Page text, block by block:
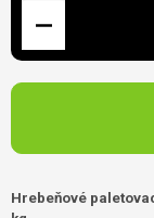
Hrebeňové